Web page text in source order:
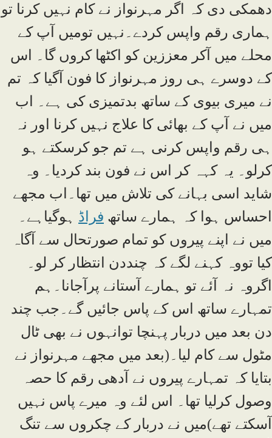
دھمکی دی کہ اگر مہرنواز نے کام نہیں کرنا تو
ہماری رقم واپس کردے۔نہیں تومیں آپ کے
محلے میں آکر معززین کو اکٹھا کروں گا۔ اس
کے دوسرے ہی روز مہرنواز کا فون آگیا کہ تم
نے میری بیوی کے ساتھ بدتمیزی کی ہے۔ اب
میں نے آپ کے بھائی کا علاج نہیں کرنا اور نہ
ہی رقم واپس کرنی ہے تم جو کرسکتے ہو
کرلو۔ یہ کہہ کر اس نے فون بند کردیا۔ وہ
شاید اسی بہانے کی تلاش میں تھا۔اب مجھے
احساس ہوا کہ ہمارے ساتھ فراڈ ہوگیاہے۔
میں نے اپنے پیروں کو تمام صورتحال سے آگاہ
کیا تووہ کہنے لگے کہ چنددن انتظار کر لو۔
اگروہ نہ آئے تو ہمارے آستانے پرآجانا۔ہم
تمہارے ساتھ اس کے پاس جائیں گے۔جب چند
دن بعد میں دربار پہنچا توانہوں نے بھی ٹال
مٹول سے کام لیا۔(بعد میں مجھے مہرنواز نے
بتایا کہ تمہارے پیروں نے آدھی رقم کا حصہ
وصول کرلیا تھا۔ اس لئے وہ میرے پاس نہیں
آسکتے تھے)میں نے دربار کے چکروں سے تنگ